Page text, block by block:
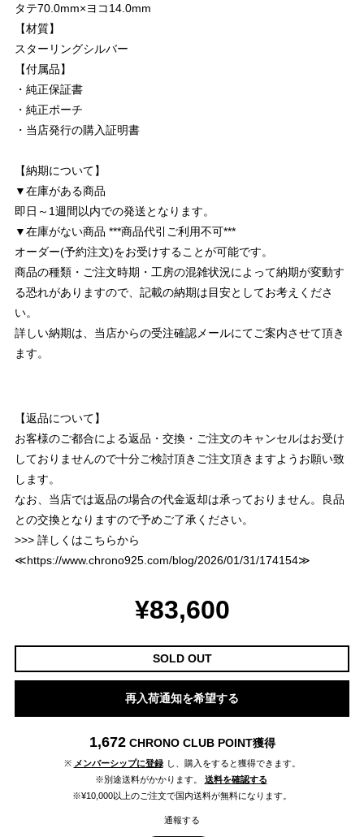
タテ70.0mm×ヨコ14.0mm
【材質】
スターリングシルバー
【付属品】
・純正保証書
・純正ポーチ
・当店発行の購入証明書
【納期について】
▼在庫がある商品
即日～1週間以内での発送となります。
▼在庫がない商品 ***商品代引ご利用不可***
オーダー(予約注文)をお受けすることが可能です。
商品の種類・ご注文時期・工房の混雑状況によって納期が変動す
る恐れがありますので、記載の納期は目安としてお考えくださ
い。
詳しい納期は、当店からの受注確認メールにてご案内させて頂き
ます。
【返品について】
お客様のご都合による返品・交換・ご注文のキャンセルはお受け
しておりませんので十分ご検討頂きご注文頂きますようお願い致
します。
なお、当店では返品の場合の代金返却は承っておりません。良品
との交換となりますので予めご了承ください。
>>> 詳しくはこちらから
≪https://www.chrono925.com/blog/2026/01/31/174154≫
¥83,600
SOLD OUT
再入荷通知を希望する
1,672 CHRONO CLUB POINT獲得
※ メンバーシップに登録 し、購入をすると獲得できます。
※別途送料がかかります。
送料を確認する
※¥10,000以上のご注文で国内送料が無料になります。
通報する